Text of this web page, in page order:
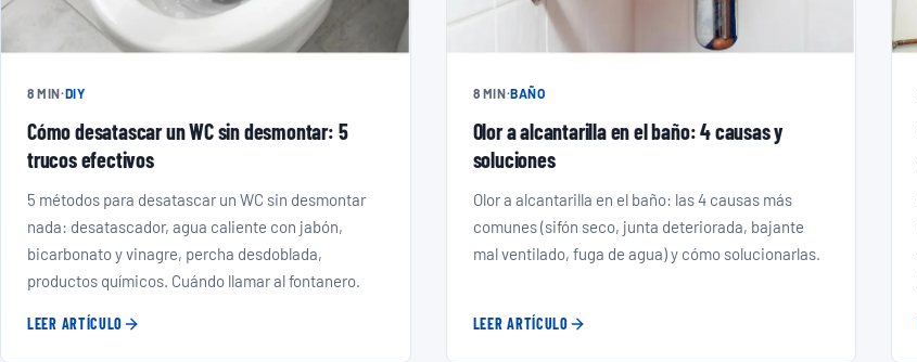
8 MIN·DIY
Cómo desatascar un WC sin desmontar: 5
trucos efectivos
5 métodos para desatascar un WC sin desmontar
nada: desatascador, agua caliente con jabón,
bicarbonato y vinagre, percha desdoblada,
productos químicos. Cuándo llamar al fontanero.
LEER ARTÍCULO
8 MIN·BAÑO
Olor a alcantarilla en el baño: 4 causas y
soluciones
Olor a alcantarilla en el baño: las 4 causas más
comunes (sifón seco, junta deteriorada, bajante
mal ventilado, fuga de agua) y cómo solucionarlas.
LEER ARTÍCULO